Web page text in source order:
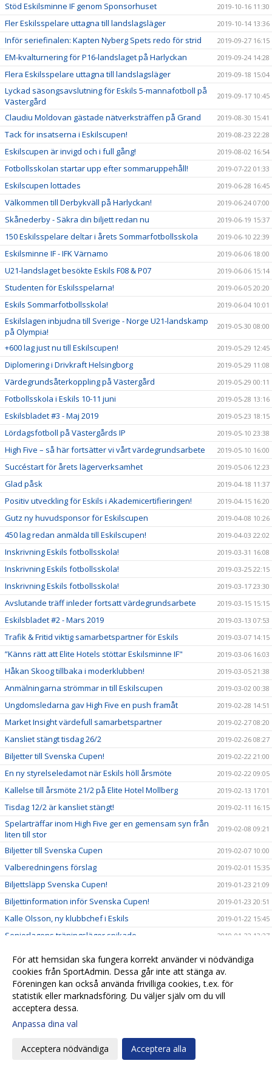
Stöd Eskilsminne IF genom Sponsorhuset 2019-10-16 11:30
Fler Eskilsspelare uttagna till landslagsläger 2019-10-14 13:36
Inför seriefinalen: Kapten Nyberg Spets redo för strid 2019-09-27 16:15
EM-kvalturnering för P16-landslaget på Harlyckan 2019-09-24 14:28
Flera Eskilsspelare uttagna till landslagsläger 2019-09-18 15:04
Lyckad säsongsavslutning för Eskils 5-mannafotboll på
Västergård
2019-09-17 10:45
Claudiu Moldovan gästade nätverksträffen på Grand 2019-08-30 15:41
Tack för insatserna i Eskilscupen! 2019-08-23 22:28
Eskilscupen är invigd och i full gång! 2019-08-02 16:54
Fotbollsskolan startar upp efter sommaruppehåll! 2019-07-22 01:33
Eskilscupen lottades 2019-06-28 16:45
Välkommen till Derbykväll på Harlyckan! 2019-06-24 07:00
Skånederby - Säkra din biljett redan nu 2019-06-19 15:37
150 Eskilsspelare deltar i årets Sommarfotbollsskola 2019-06-10 22:39
Eskilsminne IF - IFK Värnamo 2019-06-06 18:00
U21-landslaget besökte Eskils F08 & P07 2019-06-06 15:14
Studenten för Eskilsspelarna! 2019-06-05 20:20
Eskils Sommarfotbollsskola! 2019-06-04 10:01
Eskilslagen inbjudna till Sverige - Norge U21-landskamp
på Olympia!
2019-05-30 08:00
+600 lag just nu till Eskilscupen! 2019-05-29 12:45
Diplomering i Drivkraft Helsingborg 2019-05-29 11:08
Värdegrundsåterkoppling på Västergård 2019-05-29 00:11
Fotbollsskola i Eskils 10-11 juni 2019-05-28 13:16
Eskilsbladet #3 - Maj 2019 2019-05-23 18:15
Lördagsfotboll på Västergårds IP 2019-05-10 23:38
High Five – så här fortsätter vi vårt värdegrundsarbete 2019-05-10 16:00
Succéstart för årets lägerverksamhet 2019-05-06 12:23
Glad påsk 2019-04-18 11:37
Positiv utveckling för Eskils i Akademicertifieringen! 2019-04-15 16:20
Gutz ny huvudsponsor för Eskilscupen 2019-04-08 10:26
450 lag redan anmälda till Eskilscupen! 2019-04-03 22:02
Inskrivning Eskils fotbollsskola! 2019-03-31 16:08
Inskrivning Eskils fotbollsskola! 2019-03-25 22:15
Inskrivning Eskils fotbollsskola! 2019-03-17 23:30
Avslutande träff inleder fortsatt värdegrundsarbete 2019-03-15 15:15
Eskilsbladet #2 - Mars 2019 2019-03-13 07:53
Trafik & Fritid viktig samarbetspartner för Eskils 2019-03-07 14:15
”Känns rätt att Elite Hotels stöttar Eskilsminne IF" 2019-03-06 16:03
Håkan Skoog tillbaka i moderklubben! 2019-03-05 21:38
Anmälningarna strömmar in till Eskilscupen 2019-03-02 00:38
Ungdomsledarna gav High Five en push framåt 2019-02-28 14:51
Market Insight värdefull samarbetspartner 2019-02-27 08:20
Kansliet stängt tisdag 26/2 2019-02-26 08:27
Biljetter till Svenska Cupen! 2019-02-22 21:00
En ny styrelseledamot när Eskils höll årsmöte 2019-02-22 09:05
Kallelse till årsmöte 21/2 på Elite Hotel Mollberg 2019-02-13 17:01
Tisdag 12/2 är kansliet stängt! 2019-02-11 16:15
Spelarträffar inom High Five ger en gemensam syn från
liten till stor
2019-02-08 09:21
Biljetter till Svenska Cupen 2019-02-07 10:00
Valberedningens förslag 2019-02-01 15:35
Biljettsläpp Svenska Cupen! 2019-01-23 21:09
Biljettinformation inför Svenska Cupen! 2019-01-23 20:51
Kalle Olsson, ny klubbchef i Eskils 2019-01-22 15:45
Seniorlagens träningsläger spikade 2019-01-22 13:27
Startskottet för High Five 2019-01-20 19:53
Eskils lånar målvakt från MFF 2019-01-14 19:38
Ett liv i Eskilsminne IF:s tjänst
Anmälningarna fortsätter strömma in till Eskilscupen!
Vi behöver din hjälp
För att hemsidan ska fungera korrekt använder vi nödvändiga
cookies från SportAdmin. Dessa går inte att stänga av.
Föreningen kan också använda frivilliga cookies, t.ex. för
statistik eller marknadsföring. Du väljer själv om du vill
acceptera dessa.
Anpassa dina val
Acceptera nödvändiga Acceptera alla